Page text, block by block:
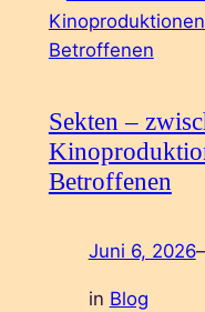
Sekten –
Betroffenen
Juni 6, 2026
in Blog